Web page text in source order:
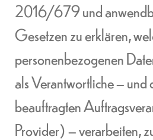
2016/679und
Gesetzen zu erklären,
personenbezogenen
als Verantwortliche – und
beauftragten
Provider) – verarbeiten,